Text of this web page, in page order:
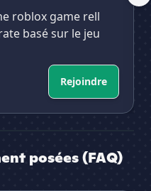
roblox game rell
basé sur le jeu
Rejoindre
posées (FAQ)